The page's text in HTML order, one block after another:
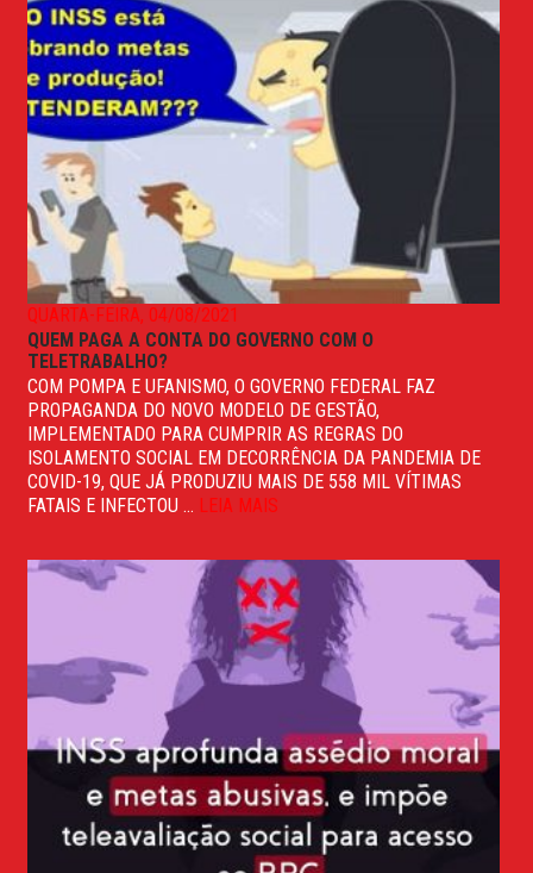
QUARTA-FEIRA, 04/08/2021
QUEM PAGA A CONTA DO GOVERNO COM O
TELETRABALHO?
COM POMPA E UFANISMO, O GOVERNO FEDERAL FAZ
PROPAGANDA DO NOVO MODELO DE GESTÃO,
IMPLEMENTADO PARA CUMPRIR AS REGRAS DO
ISOLAMENTO SOCIAL EM DECORRÊNCIA DA PANDEMIA DE
COVID-19, QUE JÁ PRODUZIU MAIS DE 558 MIL VÍTIMAS
FATAIS E INFECTOU ... LEIA MAIS